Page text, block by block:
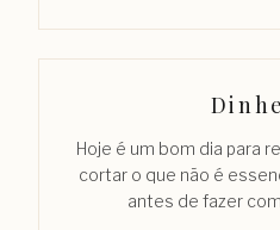
Hoje é um bom dia para
cortar o que não é
antes de fazer